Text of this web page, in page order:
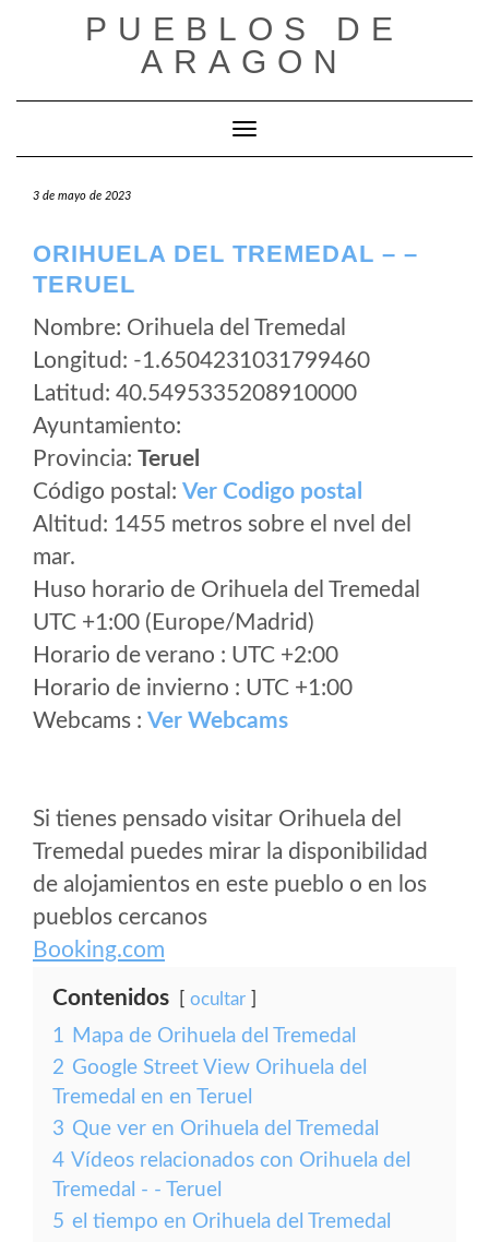
PUEBLOS DE
ARAGON
Cambiar modo de navegación
3 de mayo de 2023
ORIHUELA DEL TREMEDAL – –
TERUEL
Nombre: Orihuela del Tremedal
Longitud: -1.6504231031799460
Latitud: 40.5495335208910000
Ayuntamiento:
Provincia: Teruel
Código postal: Ver Codigo postal
Altitud: 1455 metros sobre el nvel del
mar.
Huso horario de Orihuela del Tremedal
UTC +1:00 (Europe/Madrid)
Horario de verano : UTC +2:00
Horario de invierno : UTC +1:00
Webcams : Ver Webcams
Si tienes pensado visitar Orihuela del
Tremedal puedes mirar la disponibilidad
de alojamientos en este pueblo o en los
pueblos cercanos
Booking.com
Contenidos ocultar
1 Mapa de Orihuela del Tremedal
2 Google Street View Orihuela del
Tremedal en en Teruel
3 Que ver en Orihuela del Tremedal
4 Vídeos relacionados con Orihuela del
Tremedal - - Teruel
5 el tiempo en Orihuela del Tremedal